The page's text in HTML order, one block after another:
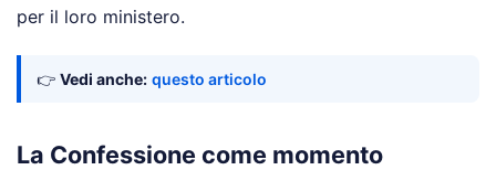
per il loro ministero.
👉 Vedi anche: questo articolo
La Confessione come momento